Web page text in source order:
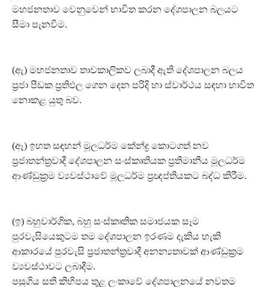
මහජනතාව වෙනුවෙන් භාවිත කරන දේශපාලන බලයට
සීමා පැනවීම.
(ඇ) මහජනතාව තාවකාලිකව ලබාදී ඇති දේශපාලන බලය
ප්‍රජා පීඩක ප්‍රතිඵල ගෙන දෙන පරිදි හා ස්වාර්ථය සඳහා භාවිත
නොකළ යුතු බව.
(ඈ) ඉහත සඳහන් මූලධර්ම කේන්ද්‍ර කොටගත් නව
ප්‍රජාතන්ත්‍රවාදී දේශපාලන සංස්කෘතියක ප්‍රතිමානීය මූලධර්ම
ආණ්ඩුක්‍රම ව්‍යවස්ථාවේ මූලධර්ම ප්‍රඥප්තියකට බද්ධ කිරීම.
(ඉ) බහුවාර්ගික, බහු සංස්කෘතික සමාජයක සෑම
පුරවැසියෙකුටම තම දේශපාලන ඉරණම දැකිය හැකි
ආකාරයේ පුරවැසි ප්‍රජාතන්ත්‍රවාදී අනන්‍යතාවක් ආණ්ඩුක්‍රම
ව්‍යවස්ථාවට ලබාදීම.
පසුගිය සති කිහිපය තුළ ලංකාවේ දේශපාලනයේ නවතම